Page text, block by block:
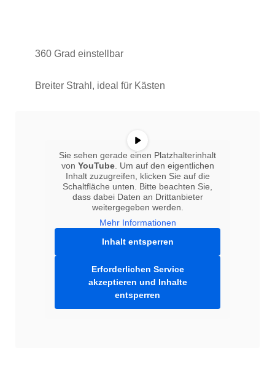
360 Grad einstellbar
Breiter Strahl, ideal für Kästen
Sie sehen gerade einen Platzhalterinhalt
von YouTube. Um auf den eigentlichen
Inhalt zuzugreifen, klicken Sie auf die
Schaltfläche unten. Bitte beachten Sie,
dass dabei Daten an Drittanbieter
weitergegeben werden.
Mehr Informationen
Inhalt entsperren
Erforderlichen Service
akzeptieren und Inhalte
entsperren